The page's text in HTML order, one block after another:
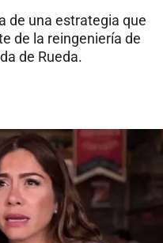
de una estrategia que
de la reingeniería de
de Rueda.